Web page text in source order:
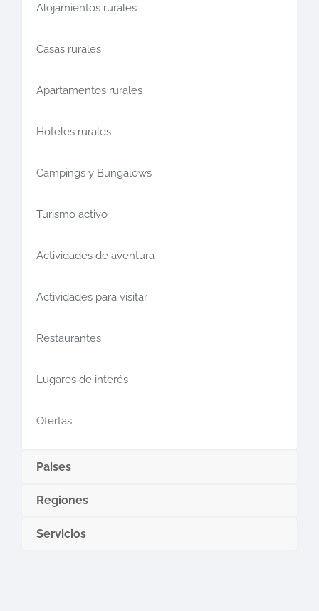
Alojamientos rurales
Casas rurales
Apartamentos rurales
Hoteles rurales
Campings y Bungalows
Turismo activo
Actividades de aventura
Actividades para visitar
Restaurantes
Lugares de interés
Ofertas
Paises
Regiones
Servicios